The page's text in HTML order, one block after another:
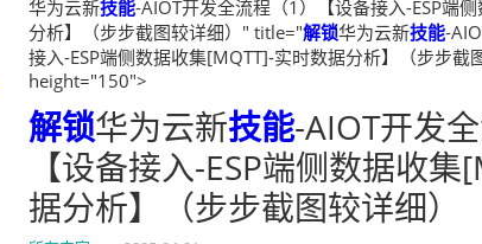
华为云新技能-AIOT开发全流程（1）【设备接入-ESP端
分析】（步步截图较详细）" title="解锁华为云新技能-
接入-ESP端侧数据收集[MQTT]-实时数据分析】（步步
height="150">
解锁华为云新技能-AIOT开发全
【设备接入-ESP端侧数据收
据分析】（步步截图较详细）